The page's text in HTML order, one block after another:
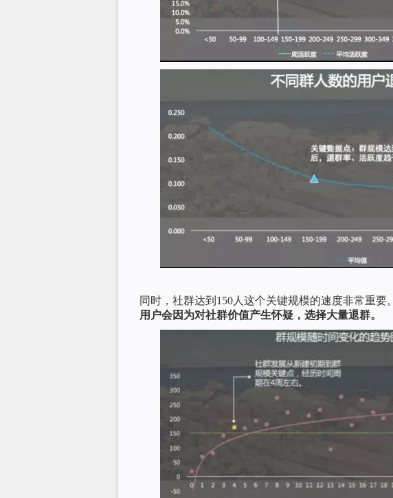
同时，社群达到150人这个关键规模的速度非常重要。
用户会因为对社群价值产生怀疑，选择大量退群。